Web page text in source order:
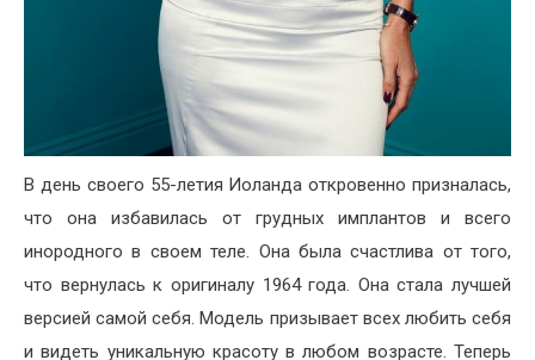
В день своего 55-летия Иоланда откровенно призналась,
что она избавилась от грудных имплантов и всего
инородного в своем теле. Она была счастлива от того,
что вернулась к оригиналу 1964 года. Она стала лучшей
версией самой себя. Модель призывает всех любить себя
и видеть уникальную красоту в любом возрасте. Теперь